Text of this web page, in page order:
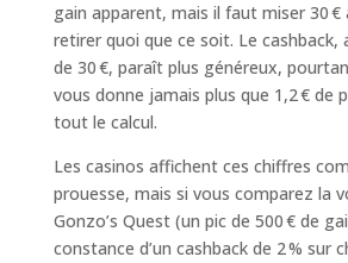
gain apparent, mais il faut miser 30
retirer quoi que ce soit. Le cashback,
de 30 €, paraît plus généreux,
vous donne jamais plus que 1,2 € de
tout le calcul.
Les casinos affichent ces chiffres
prouesse, mais si vous comparez la
Gonzo’s Quest (un pic de 500 € de
constance d’un cashback de 2 % sur